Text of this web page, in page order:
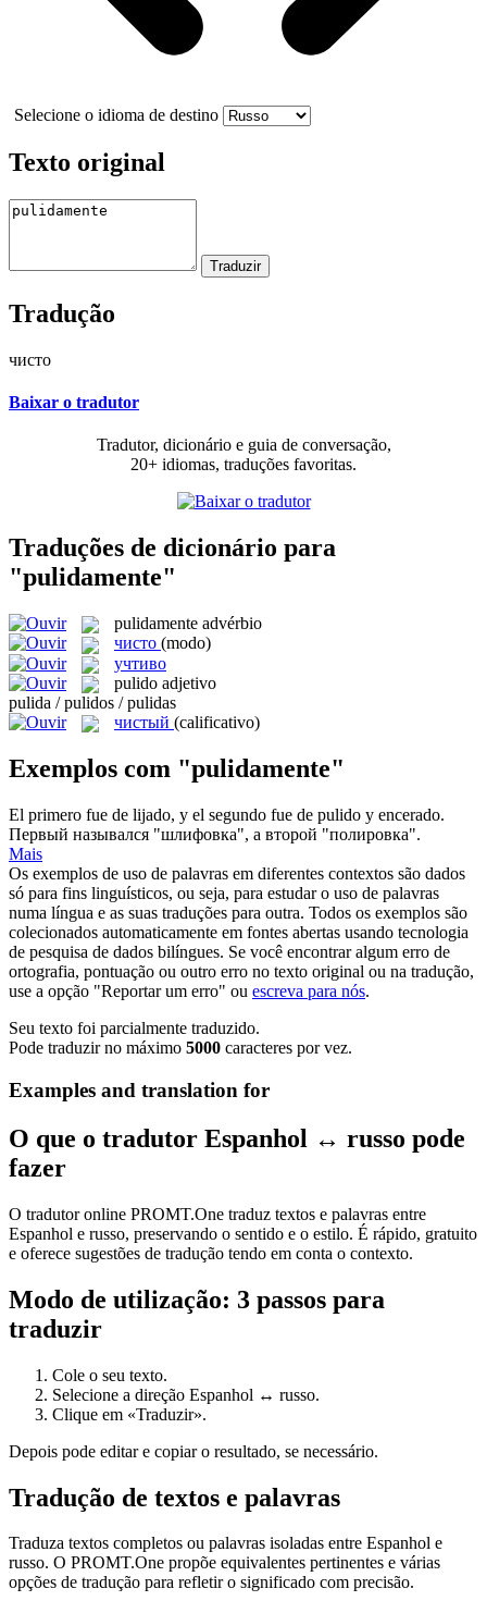
Selecione o idioma de destino
Texto original
Tradução
чисто
Baixar o tradutor
Tradutor, dicionário e guia de conversação,
20+ idiomas, traduções favoritas.
Traduções de dicionário para
"pulidamente"
pulidamente advérbio
чисто (modo)
учтиво
pulido adjetivo
pulida / pulidos / pulidas
чистый (calificativo)
Exemplos com "pulidamente"
El primero fue de lijado, y el segundo fue de pulido y encerado.
Первый назывался "шлифовка", а второй "полировка".
Mais
Os exemplos de uso de palavras em diferentes contextos são dados
só para fins linguísticos, ou seja, para estudar o uso de palavras
numa língua e as suas traduções para outra. Todos os exemplos são
colecionados automaticamente em fontes abertas usando tecnologia
de pesquisa de dados bilíngues. Se você encontrar algum erro de
ortografia, pontuação ou outro erro no texto original ou na tradução,
use a opção "Reportar um erro" ou escreva para nós.
Seu texto foi parcialmente traduzido.
Pode traduzir no máximo 5000 caracteres por vez.
Examples and translation for
O que o tradutor Espanhol ↔ russo pode
fazer
O tradutor online PROMT.One traduz textos e palavras entre
Espanhol e russo, preservando o sentido e o estilo. É rápido, gratuito
e oferece sugestões de tradução tendo em conta o contexto.
Modo de utilização: 3 passos para
traduzir
Cole o seu texto.
Selecione a direção Espanhol ↔ russo.
Clique em «Traduzir».
Depois pode editar e copiar o resultado, se necessário.
Tradução de textos e palavras
Traduza textos completos ou palavras isoladas entre Espanhol e
russo. O PROMT.One propõe equivalentes pertinentes e várias
opções de tradução para refletir o significado com precisão.